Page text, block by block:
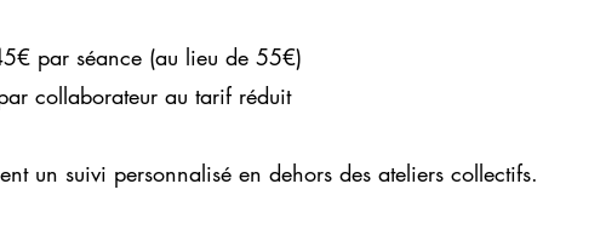
par séance (au lieu de 55€)
collaborateur au tarif réduit
un suivi personnalisé en dehors des ateliers collectifs.